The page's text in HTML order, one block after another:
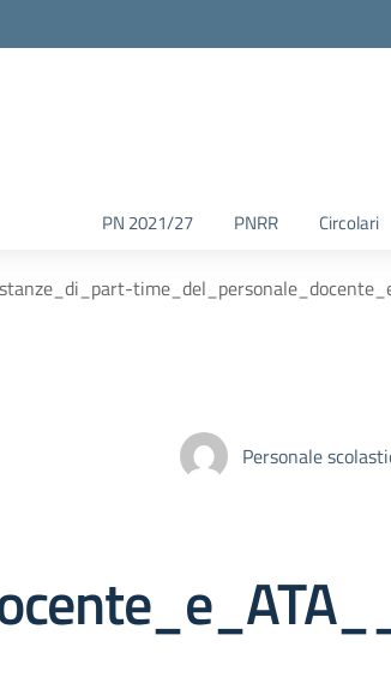
PN 2021/27 PNRR Circolari
Personale